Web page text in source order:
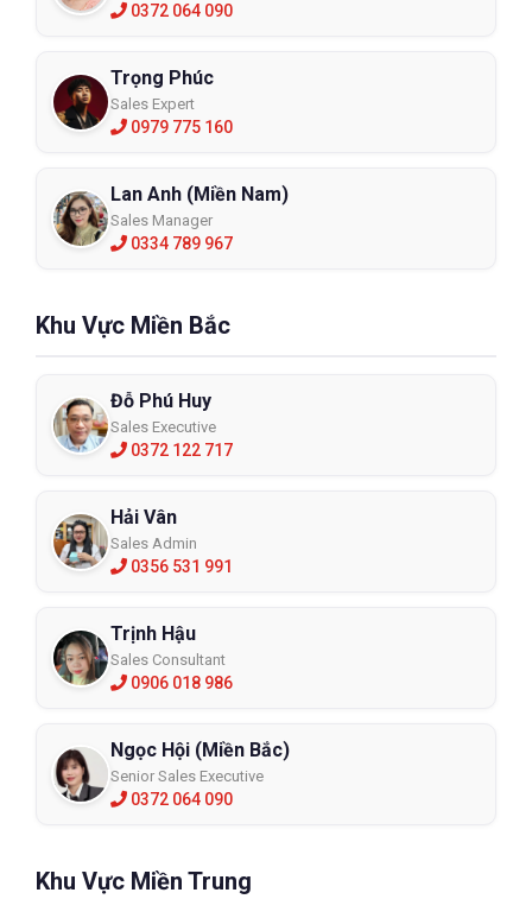
0372 064 090
Trọng Phúc
Sales Expert
0979 775 160
Lan Anh (Miền Nam)
Sales Manager
0334 789 967
Khu Vực Miền Bắc
Đỗ Phú Huy
Sales Executive
0372 122 717
Hải Vân
Sales Admin
0356 531 991
Trịnh Hậu
Sales Consultant
0906 018 986
Ngọc Hội (Miền Bắc)
Senior Sales Executive
0372 064 090
Khu Vực Miền Trung